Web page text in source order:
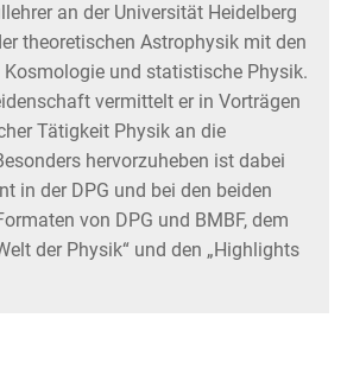
an der Universität Heidelberg
theoretischen Astrophysik mit den
und statistische Physik.
vermittelt er in Vorträgen
Tätigkeit Physik an die
hervorzuheben ist dabei
in der DPG und bei den beiden
von DPG und BMBF, dem
der Physik“ und den „Highlights